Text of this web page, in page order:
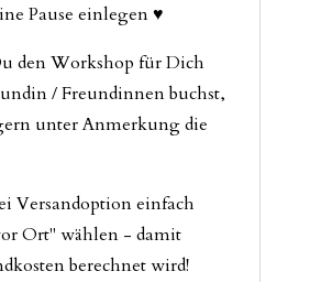
Pause einlegen ♥
den Workshop für Dich
/ Freundinnen buchst,
unter Anmerkung die
Versandoption einfach
Ort" wählen - damit
berechnet wird!